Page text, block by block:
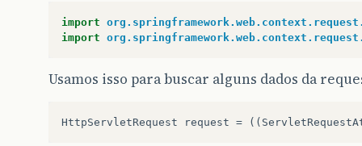
import
import
Usamos isso para buscar alguns dados da